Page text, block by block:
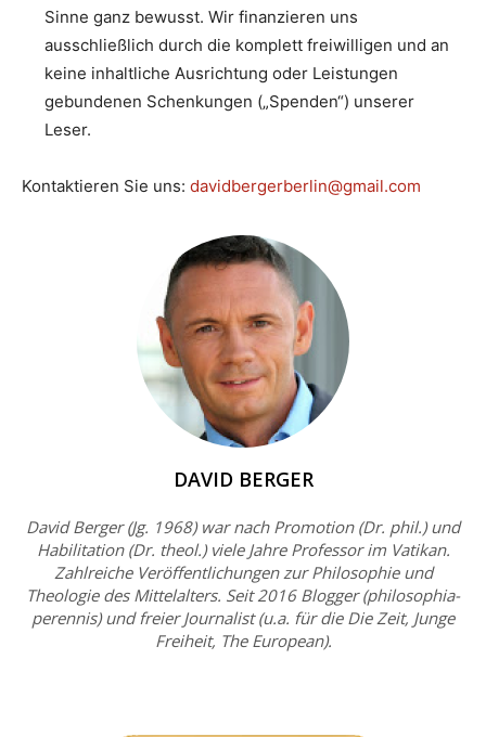
Sinne ganz bewusst. Wir finanzieren uns
ausschließlich durch die komplett freiwilligen und an
keine inhaltliche Ausrichtung oder Leistungen
gebundenen Schenkungen („Spenden“) unserer
Leser.
Kontaktieren Sie uns: davidbergerberlin@gmail.com
DAVID BERGER
David Berger (Jg. 1968) war nach Promotion (Dr. phil.) und
Habilitation (Dr. theol.) viele Jahre Professor im Vatikan.
Zahlreiche Veröffentlichungen zur Philosophie und
Theologie des Mittelalters. Seit 2016 Blogger (philosophia-
perennis) und freier Journalist (u.a. für die Die Zeit, Junge
Freiheit, The European).